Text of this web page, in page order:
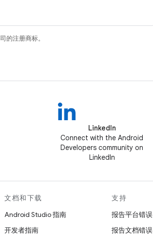
的注册商标。
LinkedIn
Connect with the Android
Developers community on
LinkedIn
文档和下载
Android Studio 指南
开发者指南
支持
报告平台错误
报告文档错误